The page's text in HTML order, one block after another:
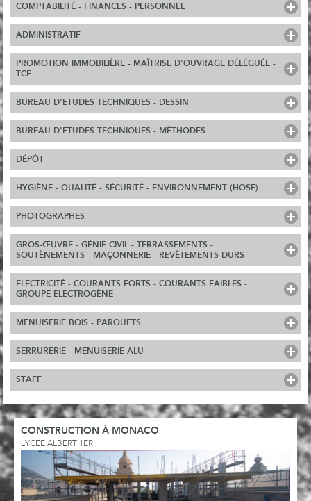
COMPTABILITÉ - FINANCES - PERSONNEL
ADMINISTRATIF
PROMOTION IMMOBILIÈRE - MAÎTRISE D'OUVRAGE DÉLÉGUÉE -
TCE
BUREAU D'ETUDES TECHNIQUES - DESSIN
BUREAU D'ETUDES TECHNIQUES - MÉTHODES
DÉPÔT
HYGIÈNE - QUALITÉ - SÉCURITÉ - ENVIRONNEMENT (HQSE)
PHOTOGRAPHES
GROS-ŒUVRE - GÉNIE CIVIL - TERRASSEMENTS -
SOUTÈNEMENTS - MAÇONNERIE - REVÊTEMENTS DURS
ELECTRICITÉ - COURANTS FORTS - COURANTS FAIBLES -
GROUPE ELECTROGÈNE
MENUISERIE BOIS - PARQUETS
SERRURERIE - MENUISERIE ALU
STAFF
CONSTRUCTION À MONACO
LYCEE ALBERT 1ER